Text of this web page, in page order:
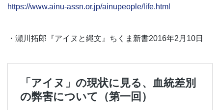
https://www.ainu-assn.or.jp/ainupeople/life.html
・瀬川拓郎『アイヌと縄文』ちくま新書2016年2月10日